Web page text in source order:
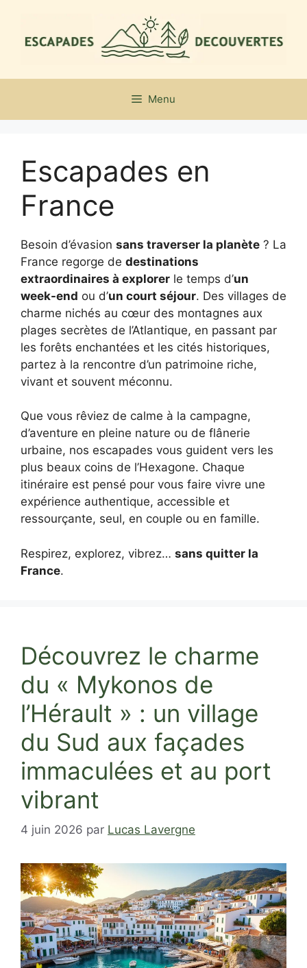
contenu
Menu
Escapades en
France
Besoin d’évasion sans traverser la planète ? La
France regorge de destinations
extraordinaires à explorer le temps d’un
week-end ou d’un court séjour. Des villages de
charme nichés au cœur des montagnes aux
plages secrètes de l’Atlantique, en passant par
les forêts enchantées et les cités historiques,
partez à la rencontre d’un patrimoine riche,
vivant et souvent méconnu.
Que vous rêviez de calme à la campagne,
d’aventure en pleine nature ou de flânerie
urbaine, nos escapades vous guident vers les
plus beaux coins de l’Hexagone. Chaque
itinéraire est pensé pour vous faire vivre une
expérience authentique, accessible et
ressourçante, seul, en couple ou en famille.
Respirez, explorez, vibrez… sans quitter la
France.
Découvrez le charme
du « Mykonos de
l’Hérault » : un village
du Sud aux façades
immaculées et au port
vibrant
4 juin 2026 par Lucas Lavergne